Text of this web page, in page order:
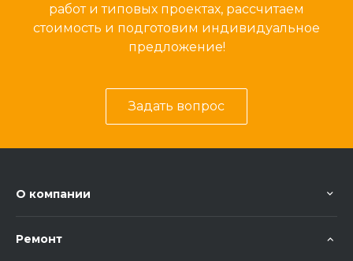
работ и типовых проектах, рассчитаем
стоимость и подготовим индивидуальное
предложение!
Задать вопрос
О компании
Ремонт